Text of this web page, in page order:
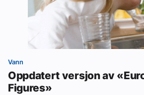
Vann
Oppdatert versjon av
Figures»